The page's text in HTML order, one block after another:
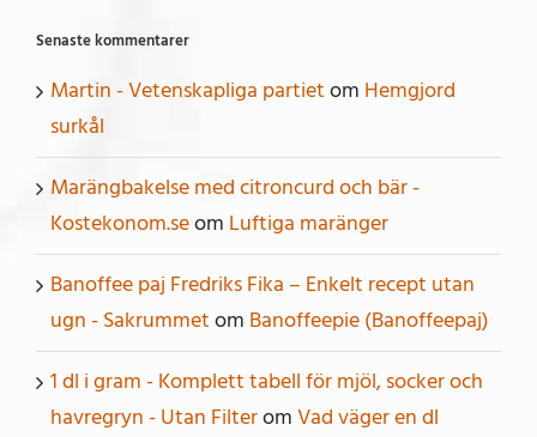
Senaste kommentarer
Martin - Vetenskapliga partietom Hemgjord
surkål
Marängbakelse med citroncurd och bär -
Kostekonom.seom Luftiga maränger
Banoffee paj Fredriks Fika – Enkelt recept utan
ugn - Sakrummetom Banoffeepie (Banoffeepaj)
1 dl i gram - Komplett tabell för mjöl, socker och
havregryn - Utan FilteromVad väger en dl